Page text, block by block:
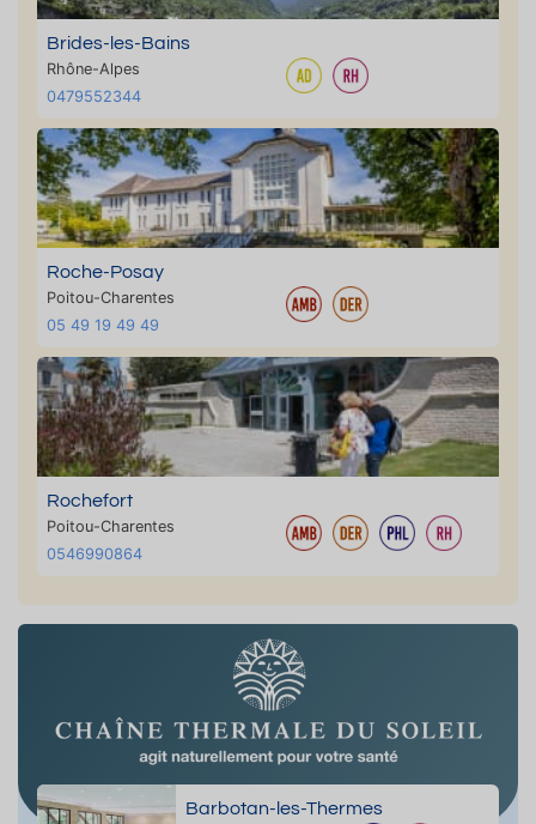
Brides-les-Bains
Rhône-Alpes
0479552344
Roche-Posay
Poitou-Charentes
05 49 19 49 49
Rochefort
Poitou-Charentes
0546990864
Barbotan-les-Thermes